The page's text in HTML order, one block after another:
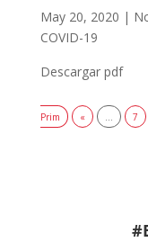
May 20, 2020 |
COVID-19
Descargar pdf
Prim
« 7